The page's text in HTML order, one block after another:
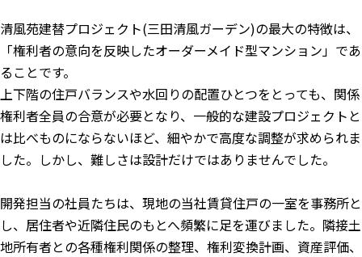
清風苑建替プロジェクト(三田清風ガーデン)の最大の特徴は、
「権利者の意向を反映したオーダーメイド型マンション」であ
ることです。
上下階の住戸バランスや水回りの配置ひとつをとっても、関係
権利者全員の合意が必要となり、一般的な建設プロジェクトと
は比べものにならないほど、細やかで高度な調整が求められま
した。しかし、難しさは設計だけではありませんでした。
開発担当の社員たちは、現地の当社賃貸住戸の一室を事務所と
し、居住者や近隣住民のもとへ頻繁に足を運びました。隣接土
地所有者との各種権利関係の整理、権利変換計画、資産評価、